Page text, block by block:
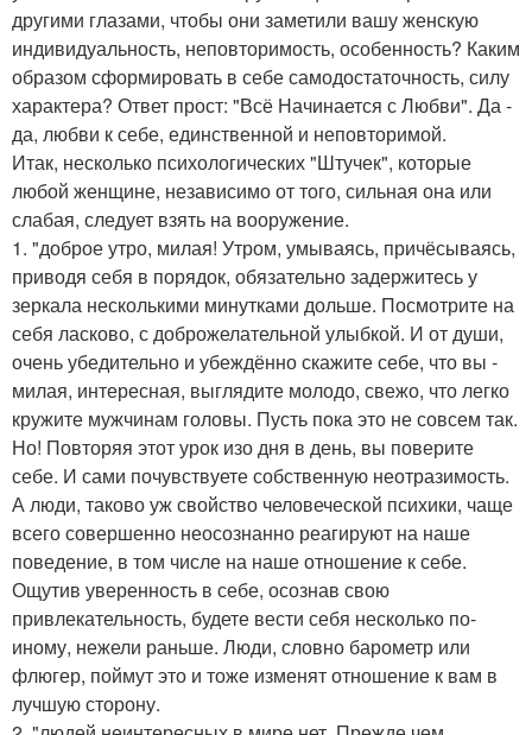
другими глазами, чтобы они заметили вашу женскую
индивидуальность, неповторимость, особенность? Каким
образом сформировать в себе самодостаточность, силу
характера? Ответ прост: "Всё Начинается с Любви". Да -
да, любви к себе, единственной и неповторимой.
Итак, несколько психологических "Штучек", которые
любой женщине, независимо от того, сильная она или
слабая, следует взять на вооружение.
1. "доброе утро, милая! Утром, умываясь, причёсываясь,
приводя себя в порядок, обязательно задержитесь у
зеркала несколькими минутками дольше. Посмотрите на
себя ласково, с доброжелательной улыбкой. И от души,
очень убедительно и убеждённо скажите себе, что вы -
милая, интересная, выглядите молодо, свежо, что легко
кружите мужчинам головы. Пусть пока это не совсем так.
Но! Повторяя этот урок изо дня в день, вы поверите
себе. И сами почувствуете собственную неотразимость.
А люди, таково уж свойство человеческой психики, чаще
всего совершенно неосознанно реагируют на наше
поведение, в том числе на наше отношение к себе.
Ощутив уверенность в себе, осознав свою
привлекательность, будете вести себя несколько по-
иному, нежели раньше. Люди, словно барометр или
флюгер, поймут это и тоже изменят отношение к вам в
лучшую сторону.